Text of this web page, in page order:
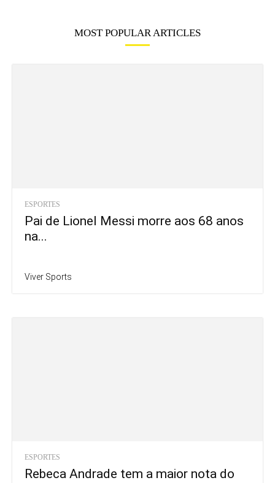
MOST POPULAR ARTICLES
ESPORTES
Pai de Lionel Messi morre aos 68 anos
na...
Viver Sports
ESPORTES
Rebeca Andrade tem a maior nota do